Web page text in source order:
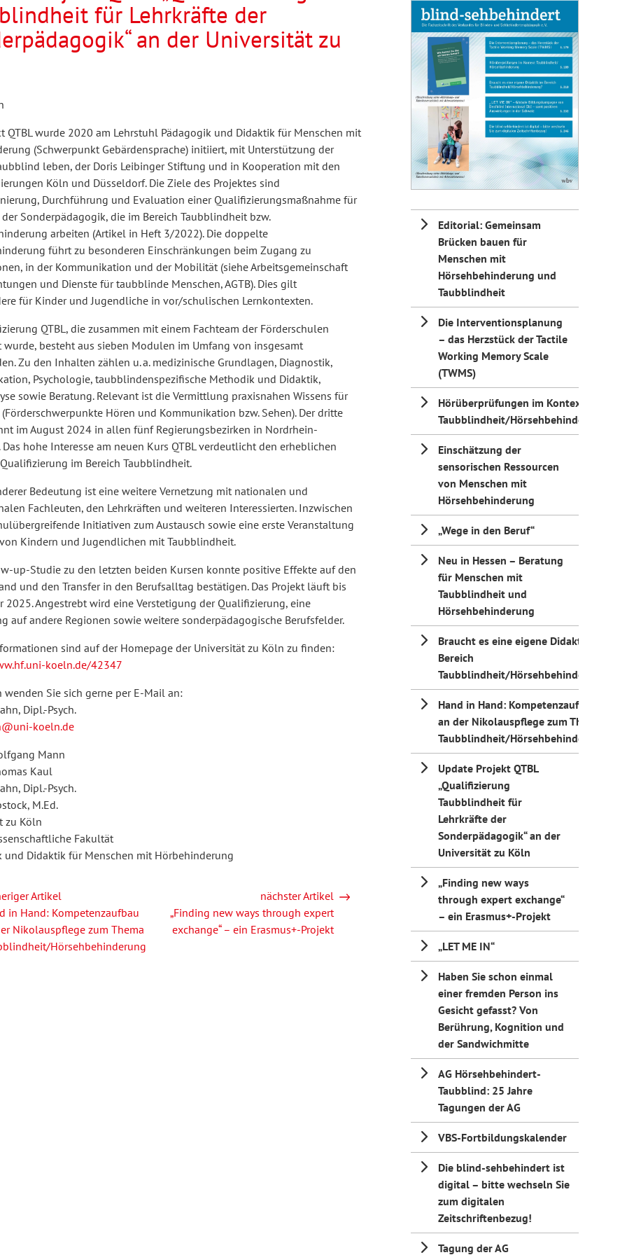
Schule und Unterricht
Arbeit
und Unterrichtsforschung
und
Erwachsenenbildung
Forum
für
für Lehrkräfte der
an der Universität zu
QTBL wurde 2020 am Lehrstuhl Pädagogik und Didaktik für Menschen mit
(Schwerpunkt Gebärdensprache) initiiert, mit Unterstützung der
leben, der Doris Leibinger Stiftung und in Kooperation mit den
Köln und Düsseldorf. Die Ziele des Projektes sind
Durchführung und Evaluation einer Qualifizierungsmaßnahme für
Sonderpädagogik, die im Bereich Taubblindheit bzw.
arbeiten (Artikel in Heft 3/2022). Die doppelte
führt zu besonderen Einschränkungen beim Zugang zu
in der Kommunikation und der Mobilität (siehe Arbeitsgemeinschaft
und Dienste für taubblinde Menschen, AGTB). Dies gilt
für Kinder und Jugendliche in vor/schulischen Lernkontexten.
QTBL, die zusammen mit einem Fachteam der Förderschulen
besteht aus sieben Modulen im Umfang von insgesamt
Zu den Inhalten zählen u. a. medizinische Grundlagen, Diagnostik,
Psychologie, taubblindenspezifische Methodik und Didaktik,
sowie Beratung. Relevant ist die Vermittlung praxisnahen Wissens für
Hören und Kommunikation bzw. Sehen). Der dritte
im August 2024 in allen fünf Regierungsbezirken in Nordrhein-
Das hohe Interesse am neuen Kurs QTBL verdeutlicht den erheblichen
im Bereich Taubblindheit.
Bedeutung ist eine weitere Vernetzung mit nationalen und
Fachleuten, den Lehrkräften und weiteren Interessierten. Inzwischen
Initiativen zum Austausch sowie eine erste Veranstaltung
Kindern und Jugendlichen mit Taubblindheit.
up-Studie zu den letzten beiden Kursen konnte positive Effekte auf den
und den Transfer in den Berufsalltag bestätigen. Das Projekt läuft bis
2025. Angestrebt wird eine Verstetigung der Qualifizierung, eine
auf andere Regionen sowie weitere sonderpädagogische Berufsfelder.
sind auf der Homepage der Universität zu Köln zu finden:
koeln.de/42347
wenden Sie sich gerne per E-Mail an:
Dipl.-Psych.
koeln.de
Mann
Kaul
Dipl.-Psych.
M.Ed.
zu Köln
Fakultät
und Didaktik für Menschen mit Hörbehinderung
Artikel
in Hand: Kompetenzaufbau
Nikolauspflege zum Thema
Hörsehbehinderung
nächster Artikel
„Finding new ways through expert
exchange“ – ein Erasmus+-Projekt
Editorial: Gemeinsam
Brücken bauen für
Menschen mit
Hörsehbehinderung und
Taubblindheit
Die Interventionsplanung
– das Herzstück der Tactile
Working Memory Scale
(TWMS)
Hörüberprüfungen im Kontext
Taubblindheit/Hörsehbehinderung
Einschätzung der
sensorischen Ressourcen
von Menschen mit
Hörsehbehinderung
„Wege in den Beruf“
Neu in Hessen – Beratung
für Menschen mit
Taubblindheit und
Hörsehbehinderung
Braucht es eine eigene Didaktik im
Bereich
Taubblindheit/Hörsehbehinderung?
Hand in Hand: Kompetenzaufbau
an der Nikolauspflege zum Thema
Taubblindheit/Hörsehbehinderung
Update Projekt QTBL
„Qualifizierung
Taubblindheit für
Lehrkräfte der
Sonderpädagogik“ an der
Universität zu Köln
„Finding new ways
through expert exchange“
– ein Erasmus+-Projekt
„LET ME IN“
Haben Sie schon einmal
einer fremden Person ins
Gesicht gefasst? Von
Berührung, Kognition und
der Sandwichmitte
AG Hörsehbehindert-
Taubblind: 25 Jahre
Tagungen der AG
VBS-Fortbildungskalender
Die blind-sehbehindert ist
digital – bitte wechseln Sie
zum digitalen
Zeitschriftenbezug!
Tagung der AG